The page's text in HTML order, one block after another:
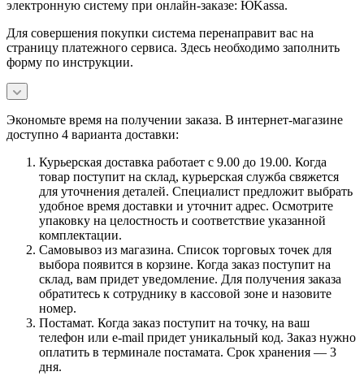
электронную систему при онлайн-заказе: ЮKassa.
Для совершения покупки система перенаправит вас на
страницу платежного сервиса. Здесь необходимо заполнить
форму по инструкции.
Экономьте время на получении заказа. В интернет-магазине
доступно 4 варианта доставки:
Курьерская доставка работает с 9.00 до 19.00. Когда
товар поступит на склад, курьерская служба свяжется
для уточнения деталей. Специалист предложит выбрать
удобное время доставки и уточнит адрес. Осмотрите
упаковку на целостность и соответствие указанной
комплектации.
Самовывоз из магазина. Список торговых точек для
выбора появится в корзине. Когда заказ поступит на
склад, вам придет уведомление. Для получения заказа
обратитесь к сотруднику в кассовой зоне и назовите
номер.
Постамат. Когда заказ поступит на точку, на ваш
телефон или e-mail придет уникальный код. Заказ нужно
оплатить в терминале постамата. Срок хранения — 3
дня.